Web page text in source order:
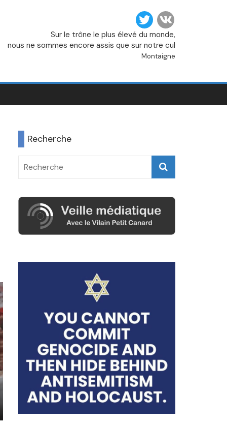
Sur le trône le plus élevé du monde,
nous ne sommes encore assis que sur notre cul
Montaigne
Recherche